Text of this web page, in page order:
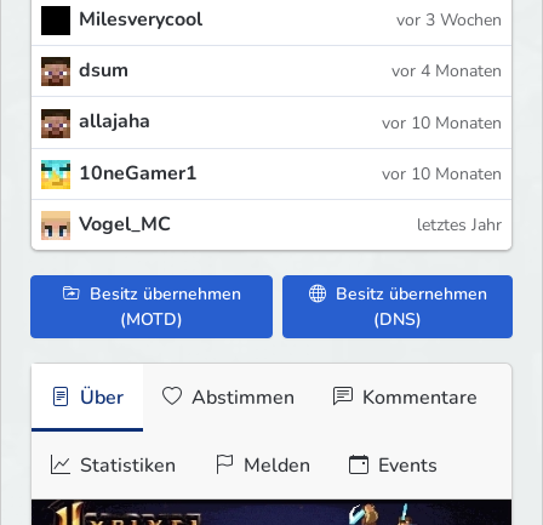
Milesverycool vor 3 Wochen
dsum vor 4 Monaten
allajaha vor 10 Monaten
10neGamer1 vor 10 Monaten
Vogel_MC letztes Jahr
Besitz übernehmen
(MOTD)
Besitz übernehmen
(DNS)
Über Abstimmen Kommentare
Statistiken Melden Events